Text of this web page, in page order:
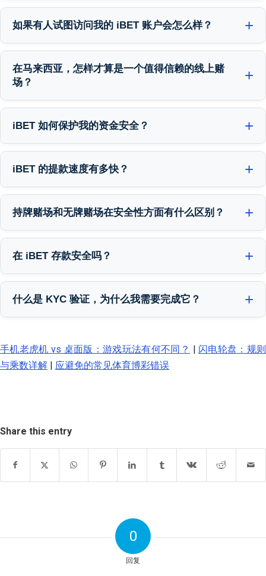
登录凭据和财务信息免受威胁，确保您在我们这里的整个体验都是
私密和安全的。
最大的区别在于问责制。像 iBET 这样的持牌赌场在法律上受到监管
机构（MGA）的要求，必须保护您的资金，而不受监管的赌场则没
eCOGRA 的定期第三方审计，并保持透明的财务报告。不受监管的
网站通常将玩家和公司的资金混合在一起，如果他们遇到财务困
难，您的存款就会面临风险——这种做法在我们的许可证下是严格禁
止的。
如果有人试图访问我的 iBET 账户会怎么样？
我们的系统旨在实时检测并标记未经授权的访问尝试。例如，如果
登录来自一个不寻常的地点或新设备，我们的系统会发出警报。然
后，我们的24/7安全团队可以立即冻结该账户以保护您的资金。为
面容ID），我们的在线支持团队会在2分钟内响应，帮助您解决任何
安全问题。
在马来西亚，怎样才算是一个值得信赖的线上赌
场？
在马来西亚，一个值得信赖的线上赌场必须具备官方博彩牌照、可
靠的支付记录以及独立的玩家资金账户。这些核心要素确保了运营
持有马耳他博彩管理局（MGA/B2C/748/2019）的牌照，并且自
2014年以来保持着完美的支付记录。我们认为，这种监管监督与透
iBET 如何保护我的资金安全？
iBET 通过将所有玩家存款存放在独立的银行账户中来保护您的资
金，这些账户与我们公司的运营资金完全分开。这意味着您的资金
有账户进行对账，并与 Maybank 和 CIMB 等马来西亚主要银行合
作，以确保每一令吉都安全无虞。这是我们 MGA 牌照的一项严格要
iBET 的提款速度有多快？
在 iBET，已验证账户的提款平均处理时间为15至30分钟。我们之所
以能达到这样的速度，是因为我们的自动化安全系统与专业支付团
示，98.7%的马来西亚本地银行提款请求都在当天完成。经过十多年
的流程优化，我们提供了马来西亚市场中最快、最可靠的支付服务
持牌赌场和无牌赌场在安全性方面有什么区别？
最主要的区别在于问责制；像 iBET 这样的持牌赌场在法律上有义务
保护您的资金，而无牌赌场则没有这种约束。我们的 MGA 牌照强制
计。相比之下，无牌网站通常会将玩家资金与公司资金混合，如果
他们遇到财务问题，您的存款将面临风险——这种做法在我们的牌照
在 iBET 存款安全吗？
是的，在 iBET 存款非常安全，这得益于我们的多层安全基础设施，
其中包括256位 SSL 加密技术。这与马来西亚各大银行用于保护网
建立在保护每一笔存款的承诺之上。
什么是 KYC 验证，为什么我需要完成它？
——账户的合法所有者——才能提取您的资金。在 iBET，KYC 流程包
括验证您的 MyKad 或护照，以防止欺诈和未经授权的访问。根据我
手机老虎机 vs 桌面版：游戏玩法有何不同？
闪电轮盘：规则
与乘数详解
应避免的常见体育博彩错误
Share this entry
0
回复